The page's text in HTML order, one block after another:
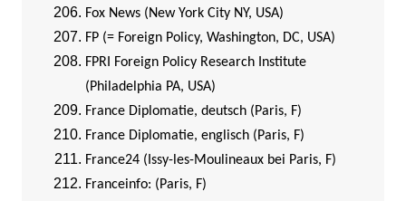
Fox News (New York City NY, USA)
FP (= Foreign Policy, Washington, DC, USA)
FPRI Foreign Policy Research Institute
(Philadelphia PA, USA)
France Diplomatie, deutsch (Paris, F)
France Diplomatie, englisch (Paris, F)
France24 (Issy-les-Moulineaux bei Paris, F)
Franceinfo: (Paris, F)